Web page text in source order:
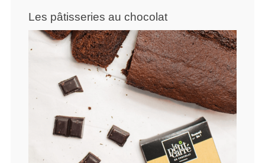
Les pâtisseries au chocolat